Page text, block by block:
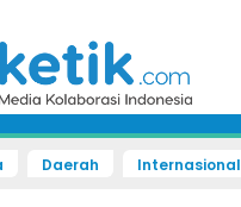
Daerah Internasional